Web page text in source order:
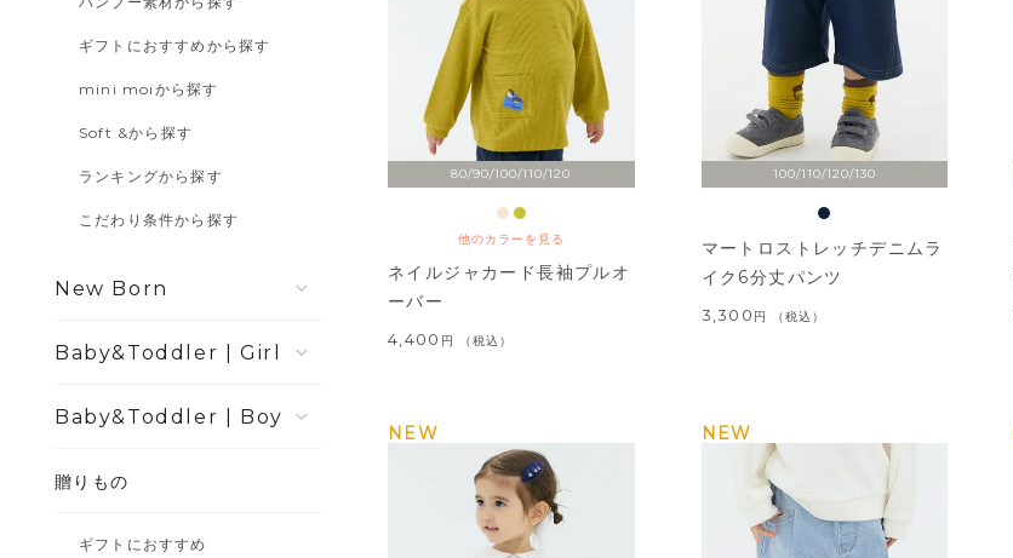
ギフトにおすすめから探す
mini moiから探す
Soft &から探す
ランキングから探す
こだわり条件から探す
New Born
Girl
Boy
贈りもの
ギフトにおすすめ
80/90/100/110/120
他のカラーを見る
ネイルジャカード長袖プルオ
ーバー
4,400 税込
100/110/120/130
マートロストレッチデニムラ
イク6分丈パンツ
3,300 税込
NEW NEW